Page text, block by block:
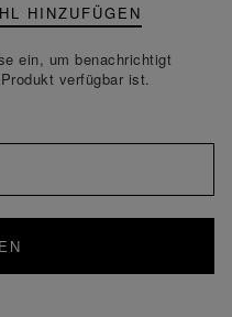
HINZUFÜGEN
ein, um benachrichtigt
verfügbar ist.